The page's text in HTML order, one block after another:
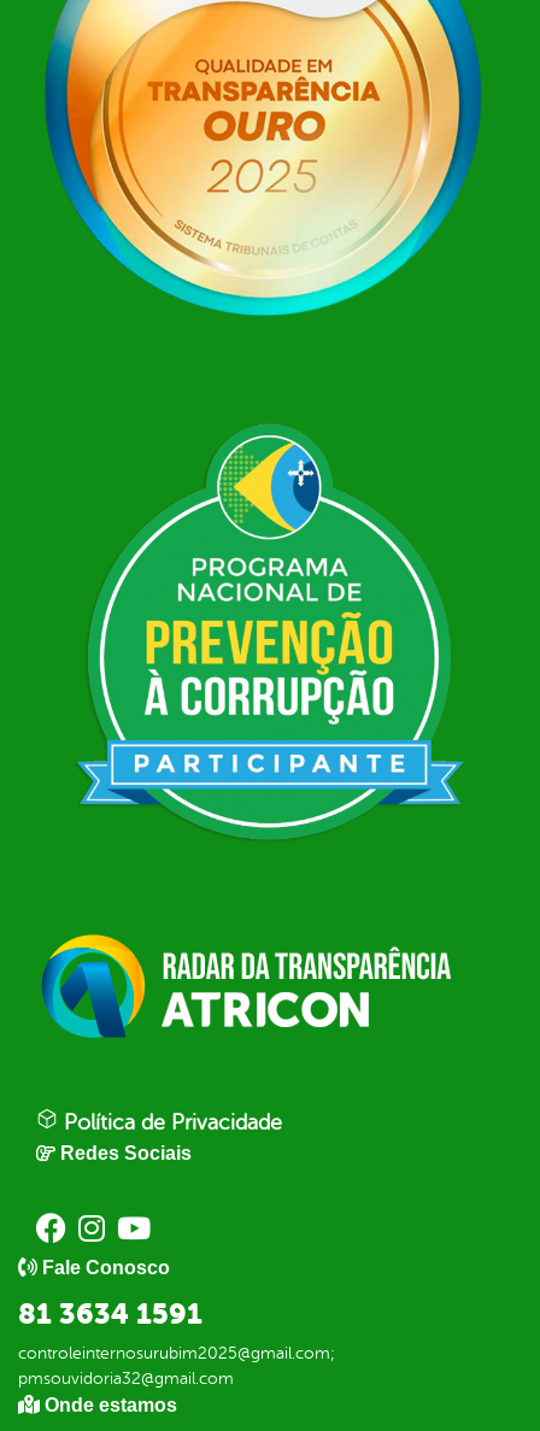
Política de Privacidade
Redes Sociais
Fale Conosco
81 3634 1591
controleinternosurubim2025@gmail.com;
pmsouvidoria32@gmail.com
Onde estamos